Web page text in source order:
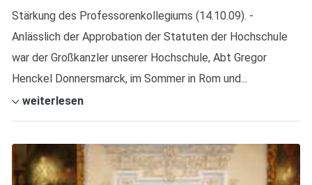
Stärkung des Professorenkollegiums (14.10.09). -
Anlässlich der Approbation der Statuten der Hochschule
war der Großkanzler unserer Hochschule, Abt Gregor
Henckel Donnersmarck, im Sommer in Rom und...
weiterlesen